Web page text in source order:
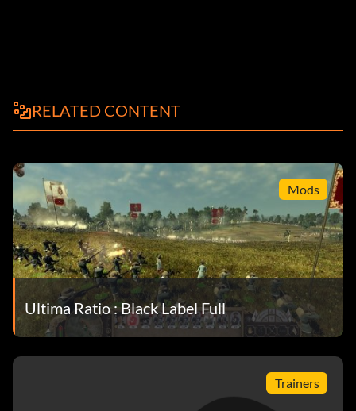
RELATED CONTENT
Mods
Ultima Ratio : Black Label Full
Trainers